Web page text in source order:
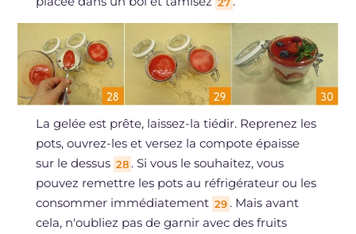
27
La gelée est prête, laissez-la tiédir. Reprenez les
pots, ouvrez-les et versez la compote épaisse
sur le dessus 28 . Si vous le souhaitez, vous
pouvez remettre les pots au réfrigérateur ou les
consommer immédiatement 29 . Mais avant
cela, n'oubliez pas de garnir avec des fruits